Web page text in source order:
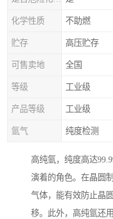
化学性质 不助燃
贮存 高压贮存
可售卖地 全国
等级 工业级
产品等级 工业级
氩气 纯度检测
高纯氩，纯度高达
演着的角色。在晶圆
气体，能有效防止晶
移。此外，高纯氩还